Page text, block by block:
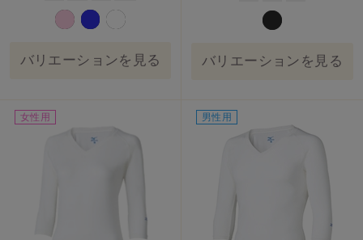
バリエーションを見る バリエーションを見る
女性用 男性用